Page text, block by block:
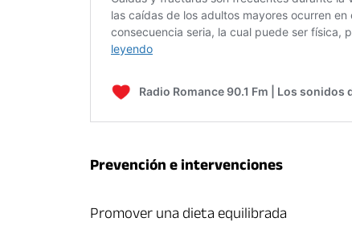
Prevención e intervenciones
Promover una dieta equilibrada